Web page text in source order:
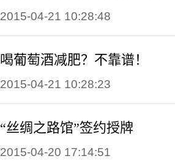
2015-04-21 10:28:48
喝葡萄酒减肥？不靠谱！
2015-04-21 10:28:23
“丝绸之路馆”签约授牌
2015-04-20 17:14:51